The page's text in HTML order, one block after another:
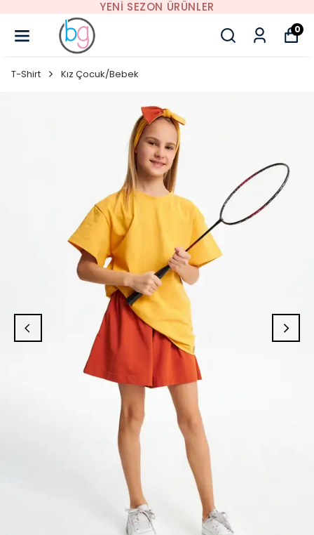
YENI SEZON ÜRÜNLER
0
T-Shirt Kız Çocuk/Bebek